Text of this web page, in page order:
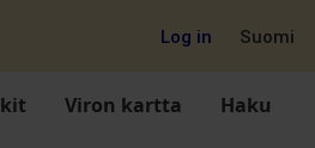
Log in Suomi
Viron kartta Haku